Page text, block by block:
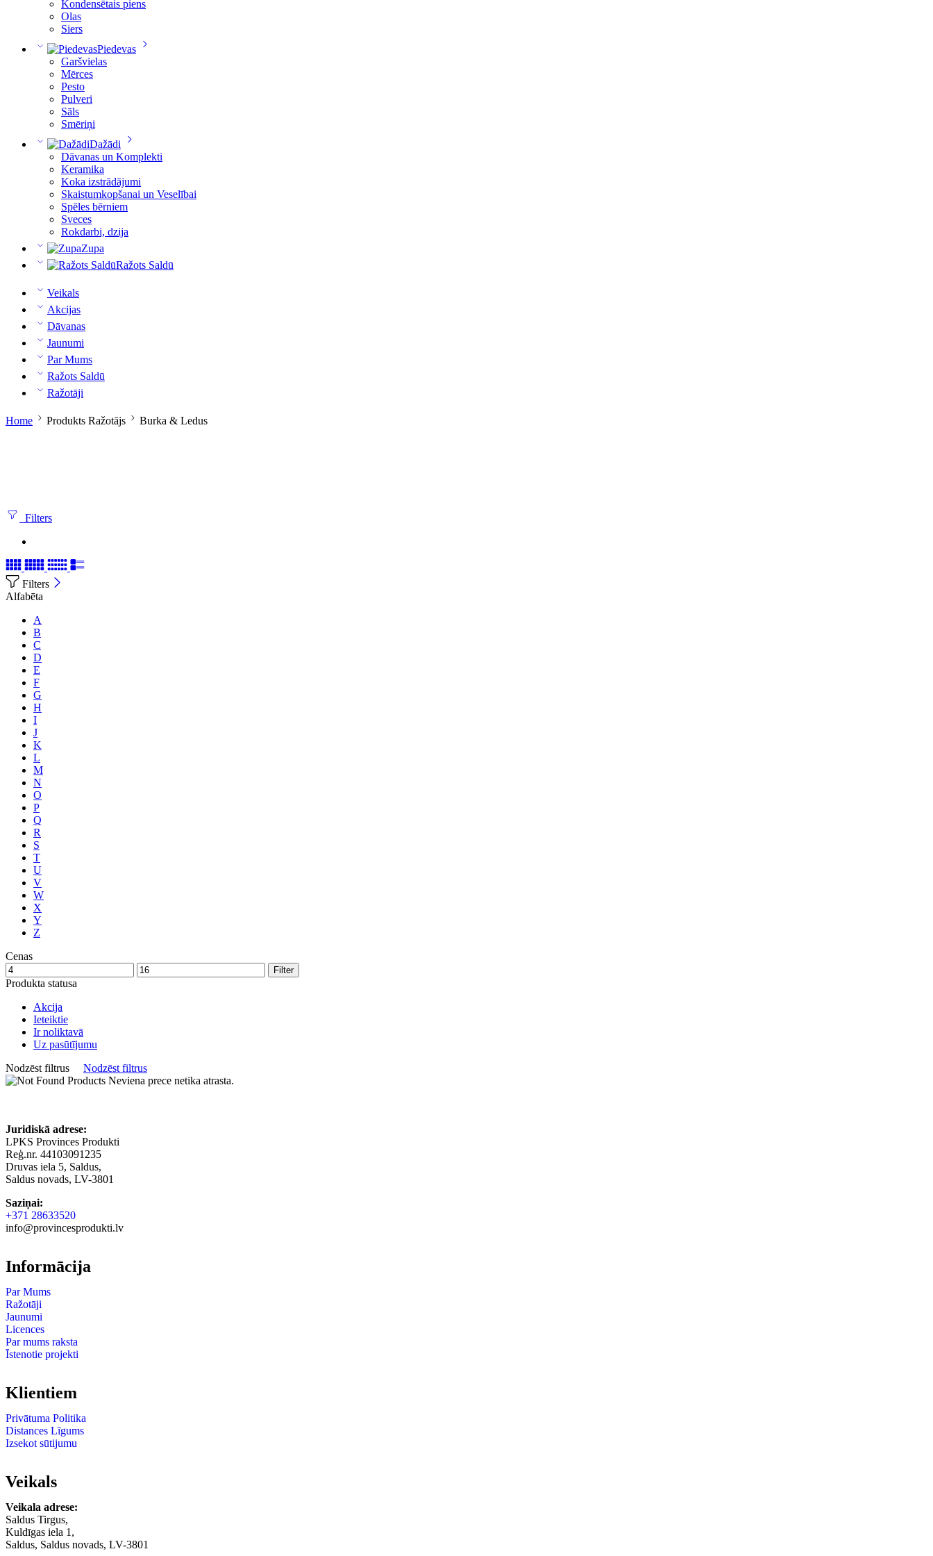
Kondensētais piens
Olas
Siers
Piedevas
Garšvielas
Mērces
Pesto
Pulveri
Sāls
Smēriņi
Dažādi
Dāvanas un Komplekti
Keramika
Koka izstrādājumi
Skaistumkopšanai un Veselībai
Spēles bērniem
Sveces
Rokdarbi, dzija
Zupa
Ražots Saldū
Veikals
Akcijas
Dāvanas
Jaunumi
Par Mums
Ražots Saldū
Ražotāji
Home Produkts Ražotājs Burka & Ledus
Filters
Filters
Alfabēta
A
B
C
D
E
F
G
H
I
J
K
L
M
N
O
P
Q
R
S
T
U
V
W
X
Y
Z
Cenas
Filter
Produkta statusa
Akcija
Ieteiktie
Ir noliktavā
Uz pasūtījumu
Nodzēst filtrus
Nodzēst filtrus
Neviena prece netika atrasta.
Juridiskā adrese:
LPKS Provinces Produkti
Reģ.nr. 44103091235
Druvas iela 5, Saldus,
Saldus novads, LV-3801
Saziņai:
+371 28633520
info@provincesprodukti.lv
Informācija
Par Mums
Ražotāji
Jaunumi
Licences
Par mums raksta
Īstenotie projekti
Klientiem
Privātuma Politika
Distances Līgums
Izsekot sūtijumu
Veikals
Veikala adrese:
Saldus Tirgus,
Kuldīgas iela 1,
Saldus, Saldus novads, LV-3801